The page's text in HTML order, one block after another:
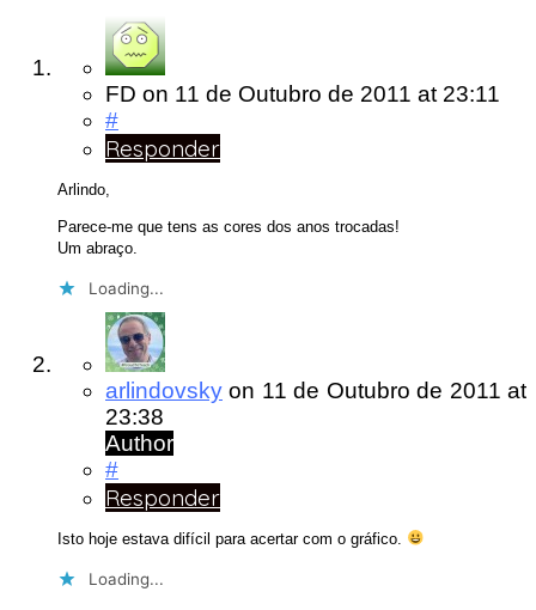
FD on 11 de Outubro de 2011 at 23:11
#
Responder
Arlindo,
Parece-me que tens as cores dos anos trocadas!
Um abraço.
Loading...
arlindovsky on 11 de Outubro de 2011at
23:38
Author
#
Responder
Isto hoje estava difícil para acertar com o gráfico.
Loading...